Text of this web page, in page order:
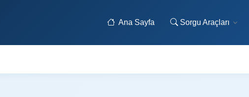
Ana Sayfa Sorgu Araçları